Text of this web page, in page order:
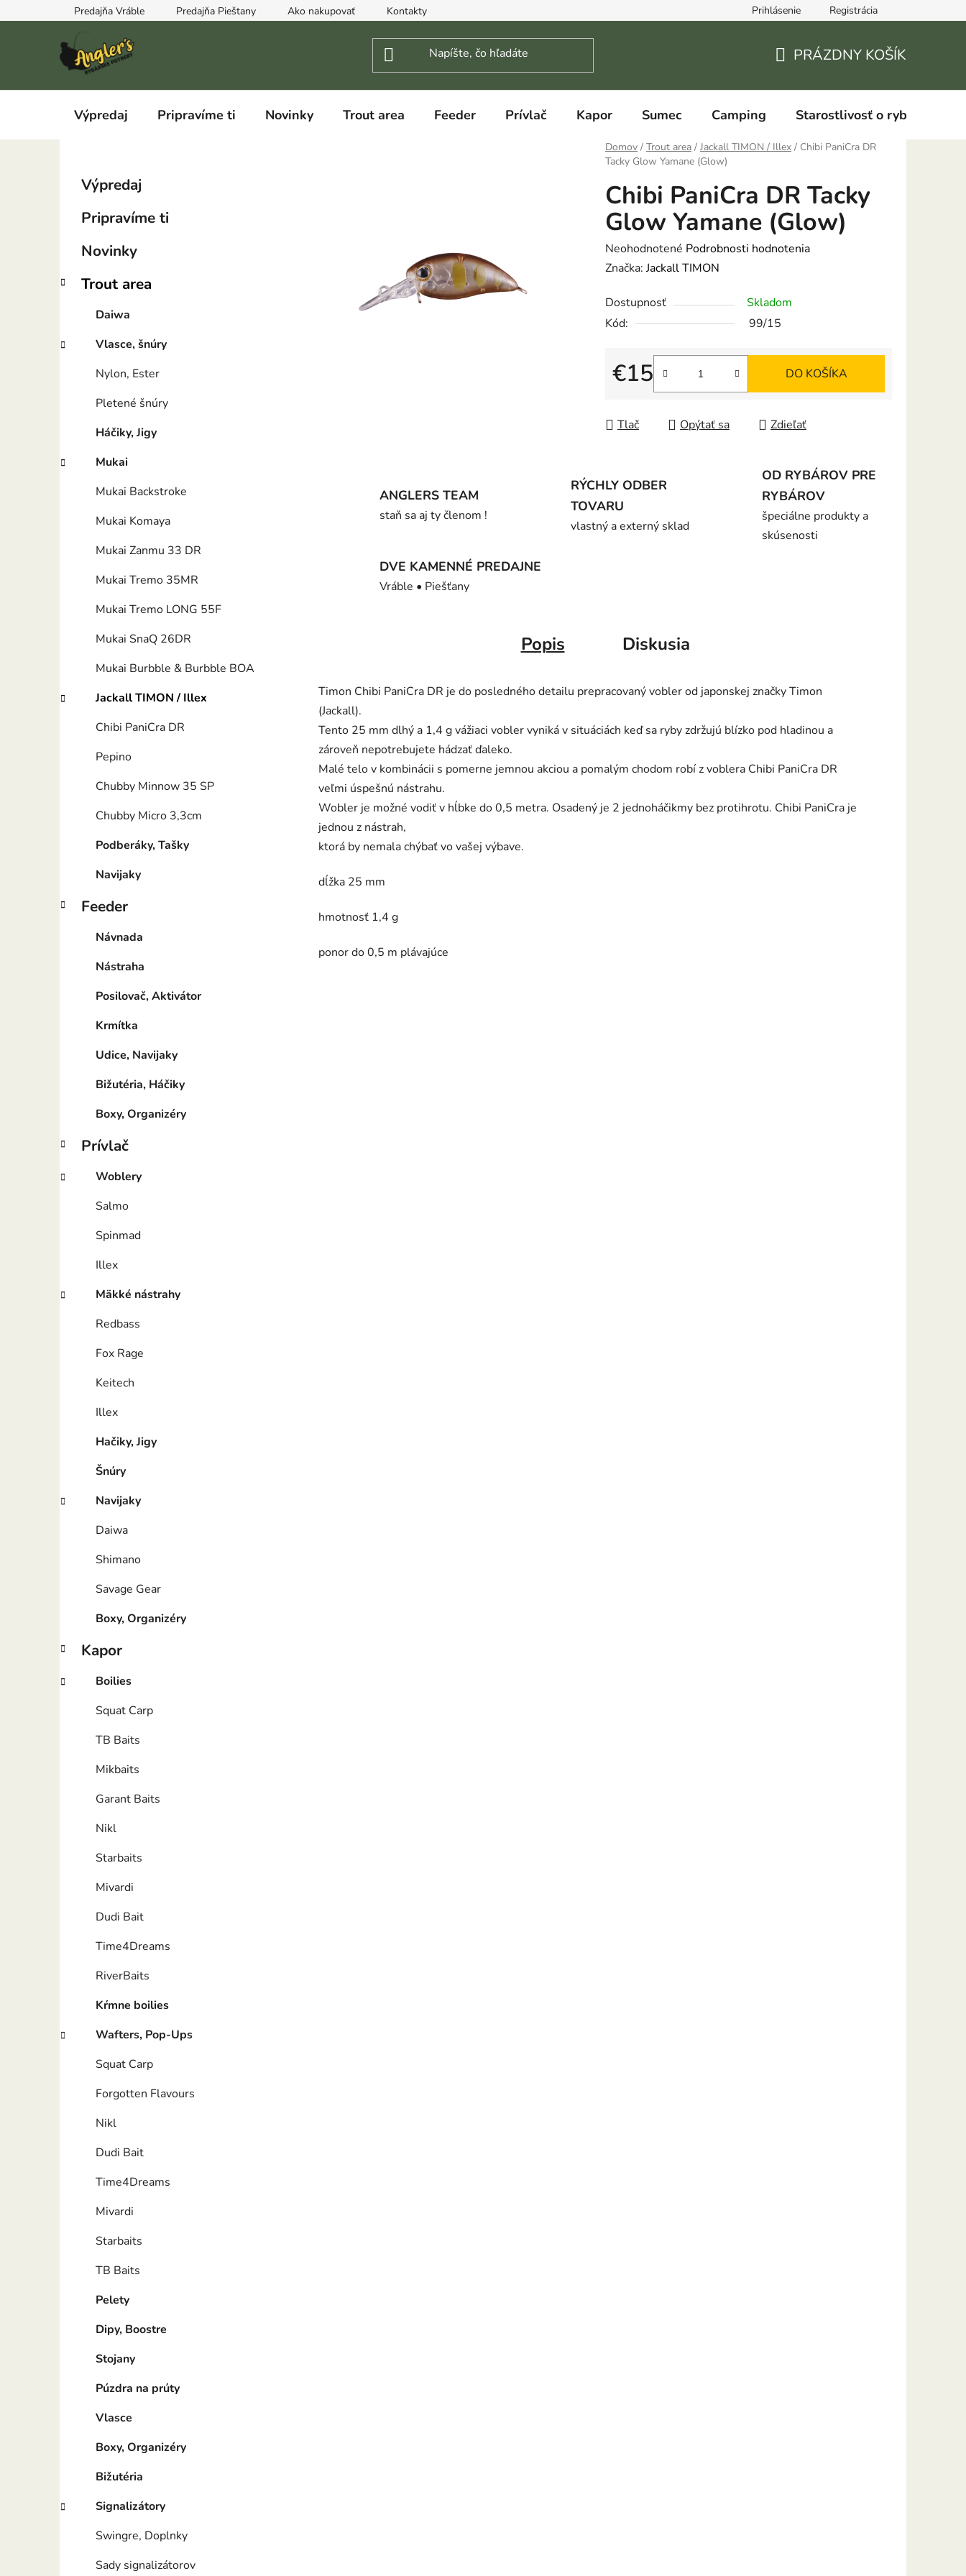
na
Predajňa Vráble Predajňa Pieštany Ako nakupovať Kontakty Prihlásenie Registrácia
KOŠÍK
PRÁZDNY KOŠÍK
Výpredaj Pripravíme ti Novinky Trout area Feeder Prívlač Kapor Sumec Camping Starostlivosť o ryby
Domov / Trout area / Jackall TIMON / Illex / Chibi PaniCra DR
Tacky Glow Yamane (Glow)
a
l
Preskočiť
kategórie
i
Výpredaj
Pripravíme ti
Novinky
Trout area
Daiwa
Vlasce, šnúry
Nylon, Ester
Pletené šnúry
Háčiky, Jigy
Mukai
Mukai Backstroke
Mukai Komaya
Mukai Zanmu 33 DR
Mukai Tremo 35MR
Mukai Tremo LONG 55F
Mukai SnaQ 26DR
Mukai Burbble & Burbble BOA
Jackall TIMON / Illex
Chibi PaniCra DR
Pepino
Chubby Minnow 35 SP
Chubby Micro 3,3cm
Podberáky, Tašky
Navijaky
Feeder
Návnada
Nástraha
Posilovač, Aktivátor
Krmítka
Udice, Navijaky
Bižutéria, Háčiky
Boxy, Organizéry
Prívlač
Woblery
Salmo
Spinmad
Illex
Mäkké nástrahy
Redbass
Fox Rage
Keitech
Illex
Hačiky, Jigy
Šnúry
Navijaky
Daiwa
Shimano
Savage Gear
Boxy, Organizéry
Kapor
Boilies
Squat Carp
TB Baits
Mikbaits
Garant Baits
Nikl
Starbaits
Mivardi
Dudi Bait
Time4Dreams
RiverBaits
Kŕmne boilies
Wafters, Pop-Ups
Squat Carp
Forgotten Flavours
Nikl
Dudi Bait
Time4Dreams
Mivardi
Starbaits
TB Baits
Pelety
Dipy, Boostre
Stojany
Púzdra na prúty
Vlasce
Boxy, Organizéry
Bižutéria
Signalizátory
Swingre, Doplnky
Sady signalizátorov
Chibi PaniCra DR Tacky
Glow Yamane (Glow)
Priemerné
hodnotenie
je
0,0
hviezdičiek.
Neohodnotené Podrobnosti hodnotenia
Značka:Jackall TIMON
Dostupnosť
Skladom
Kód:
99/15
€15
Jednotková cena:
DO KOŠÍKA
Tlač Opýtať sa Zdieľať
ANGLERS TEAM
staň sa aj ty členom !
RÝCHLY ODBER
TOVARU
vlastný a externý sklad
OD RYBÁROV PRE
RYBÁROV
špeciálne produkty a
skúsenosti
DVE KAMENNÉ PREDAJNE
Vráble • Piešťany
Popis Diskusia
Timon Chibi PaniCra DR je do posledného detailu prepracovaný vobler od japonskej značky Timon
(Jackall).
Tento 25 mm dlhý a 1,4 g vážiaci vobler vyniká v situáciách keď sa ryby zdržujú blízko pod hladinou a
zároveň nepotrebujete hádzať ďaleko.
Malé telo v kombinácii s pomerne jemnou akciou a pomalým chodom robí z voblera Chibi PaniCra DR
veľmi úspešnú nástrahu.
Wobler je možné vodiť v hĺbke do 0,5 metra. Osadený je 2 jednoháčikmy bez protihrotu. Chibi PaniCra je
jednou z nástrah,
ktorá by nemala chýbať vo vašej výbave.
dĺžka 25 mm
hmotnosť 1,4 g
ponor do 0,5 m plávajúce